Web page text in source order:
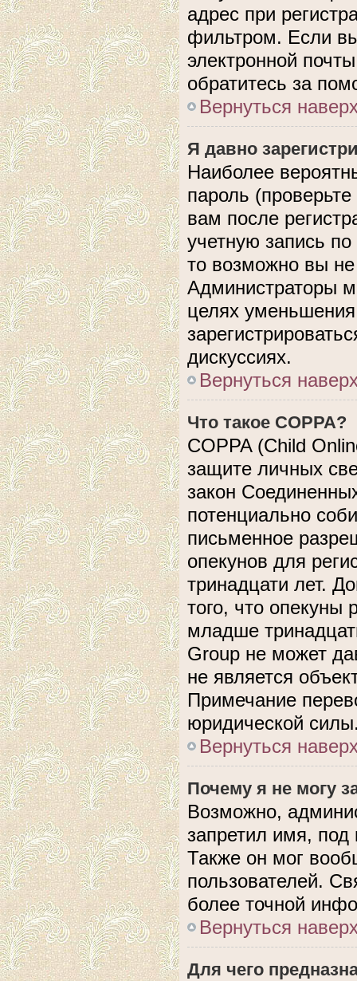
адрес при
фильтром. Если
электронной
обратитесь за
Вернуться
Я давно
Наиболее
пароль
вам после
учетную запись
то возможно вы
Администраторы
целях
дискуссиях.
Вернуться
Что такое COPPA?
COPPA (Child
защите личных
закон
потенциально
письменное
опекунов для
тринадцати лет.
того, что опекуны
младше
Group не может
не является
Примечание
юридической
Вернуться
Почему я не могу
Возможно,
запретил имя, под
Также он мог
пользователей.
более точной
Вернуться
Для чего